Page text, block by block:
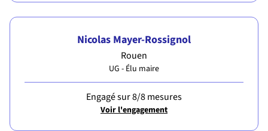
Nicolas Mayer-Rossignol
Rouen
UG - Élu maire
Engagé sur 8/8 mesures
Voir l'engagement